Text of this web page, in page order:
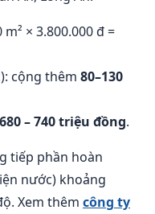
× 3.800.000 đ =
cộng thêm 80–130
680 – 740 triệu đồng.
tiếp phần hoàn
nước) khoảng
Xem thêm công ty